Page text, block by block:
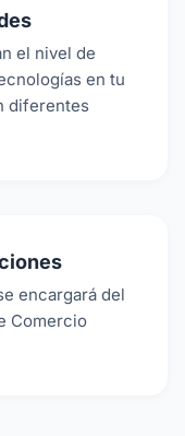
el nivel de
en tu
diferentes
encargará del
Comercio